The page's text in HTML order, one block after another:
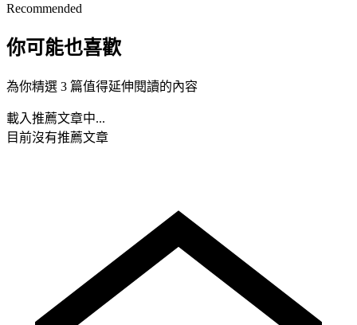
Recommended
你可能也喜歡
為你精選 3 篇值得延伸閱讀的內容
載入推薦文章中...
目前沒有推薦文章